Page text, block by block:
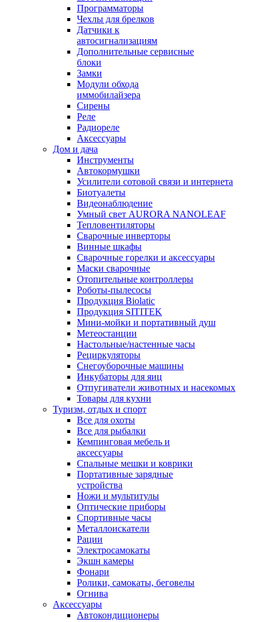
Программаторы
Чехлы для брелков
Датчики к
автосигнализациям
Дополнительные сервисные
блоки
Замки
Модули обхода
иммобилайзера
Сирены
Реле
Радиореле
Аксессуары
Дом и дача
Инструменты
Автокормушки
Усилители сотовой связи и интернета
Биотуалеты
Видеонаблюдение
Умный свет AURORA NANOLEAF
Тепловентиляторы
Сварочные инверторы
Винные шкафы
Сварочные горелки и аксессуары
Маски сварочные
Отопительные контроллеры
Роботы-пылесосы
Продукция Biolatic
Продукция SITITEK
Мини-мойки и портативный душ
Метеостанции
Настольные/настенные часы
Рециркуляторы
Снегоуборочные машины
Инкубаторы для яиц
Отпугиватели животных и насекомых
Товары для кухни
Туризм, отдых и спорт
Все для охоты
Все для рыбалки
Кемпинговая мебель и
аксессуары
Спальные мешки и коврики
Портативные зарядные
устройства
Ножи и мультитулы
Оптические приборы
Спортивные часы
Металлоискатели
Рации
Электросамокаты
Экшн камеры
Фонари
Ролики, самокаты, беговелы
Огнива
Аксессуары
Автокондиционеры